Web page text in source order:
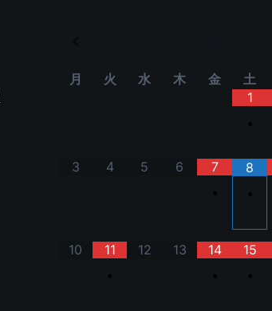
月 火 水 木 金
土
1
•
3 4 5 6
7
•
8
•
10
11
•
12 13
14
•
15
•